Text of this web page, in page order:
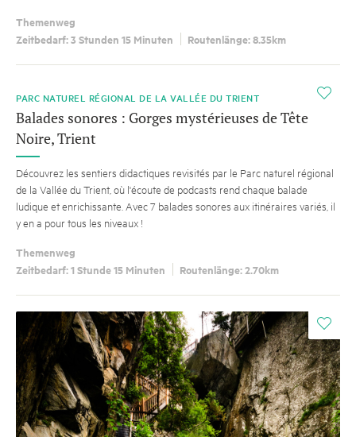
Themenweg
Zeitbedarf: 3 Stunden 15 Minuten
Routenlänge: 8.35km
i
PARC NATUREL RÉGIONAL DE LA VALLÉE DU TRIENT
Balades sonores : Gorges mystérieuses de Tête
Noire, Trient
Découvrez les sentiers didactiques revisités par le Parc naturel régional
de la Vallée du Trient, où l'écoute de podcasts rend chaque balade
ludique et enrichissante. Avec 7 balades sonores aux itinéraires variés, il
y en a pour tous les niveaux !
Themenweg
Zeitbedarf: 1 Stunde 15 Minuten
Routenlänge: 2.70km
i